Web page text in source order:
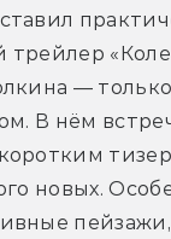
—
В нём
новых.